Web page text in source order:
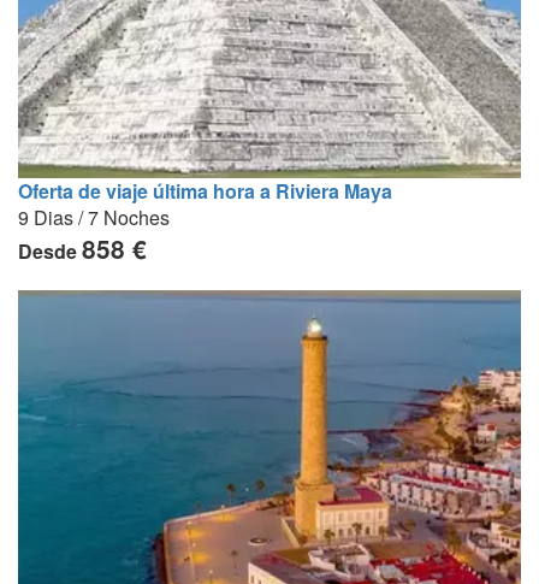
Oferta de viaje última hora a Riviera Maya
9 Dias / 7 Noches
Desde858 €